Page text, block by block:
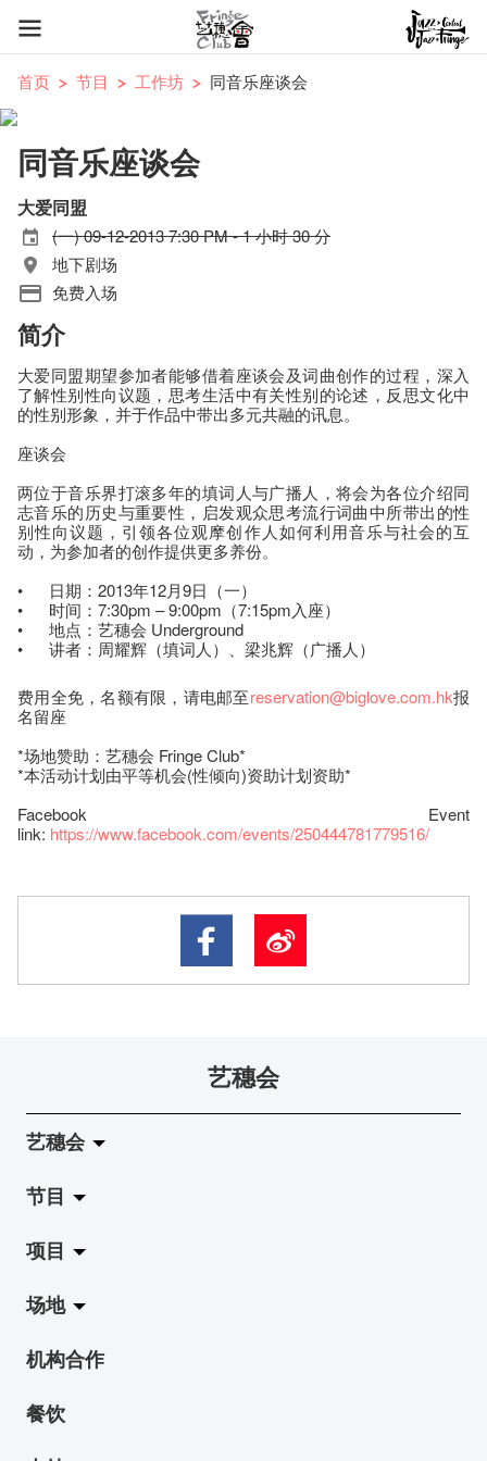
首页 节目 工作坊 同音乐座谈会
同音乐座谈会
大爱同盟
(一) 09-12-2013 7:30 PM - 1 小时 30 分
地下剧场
免费入场
简介
大爱同盟期望参加者能够借着座谈会及词曲创作的过程，深入
了解性别性向议题，思考生活中有关性别的论述，反思文化中
的性别形象，并于作品中带出多元共融的讯息。
座谈会
两位于音乐界打滚多年的填词人与广播人，将会为各位介绍同
志音乐的历史与重要性，启发观众思考流行词曲中所带出的性
别性向议题，引领各位观摩创作人如何利用音乐与社会的互
动，为参加者的创作提供更多养份。
• 日期：2013年12月9日（一）
• 时间：7:30pm – 9:00pm（7:15pm入座）
• 地点：艺穗会 Underground
• 讲者：周耀辉（填词人）、梁兆辉（广播人）
费用全免，名额有限，请电邮至reservation@biglove.com.hk报
名留座
*场地赞助：艺穗会 Fringe Club*
*本活动计划由平等机会(性倾向)资助计划资助*
Facebook Event
link: https://www.facebook.com/events/250444781779516/
艺穗会
艺穗会
关于艺穗会
艺穗会的演化
使命与宗旨
艺穗会架构
档案库
节目
拉阔
展览
演出
活动
项目
Jazz-Go-Central, Jazz-Go-Fringe
LPL
2015-16 艺术场地资助计划
场地
陈丽玲划廊
奶库
机构合作
餐饮